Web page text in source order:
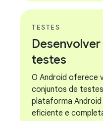
TESTES
testes
O Android oferece
conjuntos de
plataforma Android
eficiente e